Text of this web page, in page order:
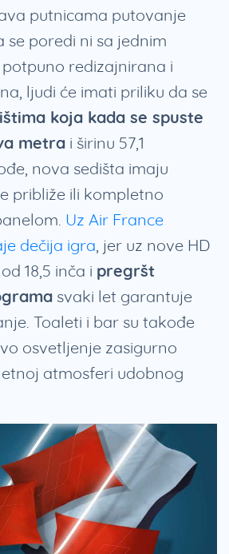
putnicama putovanje
se poredi ni sa jednim
redizajnirana i
ljudi će imati priliku da se
koja kada se spuste
metra i širinu 57,1
nova sedišta imaju
približe ili kompletno
Uz Air France
dečija igra , jer uz nove HD
18,5 inča i pregršt
svaki let garantuje
Toaleti i bar su takođe
osvetljenje zasigurno
atmosferi udobnog